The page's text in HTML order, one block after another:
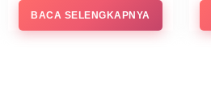
BACA SELENGKAPNYA